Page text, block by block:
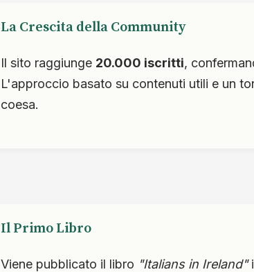
La Crescita della Community
Il sito raggiunge 20.000 iscritti,
L'approccio basato su contenuti utili e un
coesa.
Il Primo Libro
Viene pubblicato il libro "Italians in Ireland"